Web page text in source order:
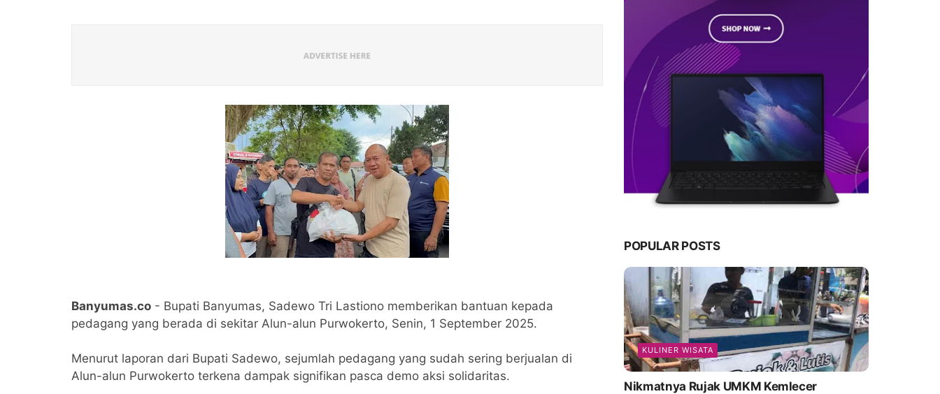
Banyumas.co - Bupati Banyumas, Sadewo Tri Lastiono memberikan bantuan kepada
pedagang yang berada di sekitar Alun-alun Purwokerto, Senin, 1 September 2025.
Menurut laporan dari Bupati Sadewo, sejumlah pedagang yang sudah sering berjualan di
Alun-alun Purwokerto terkena dampak signifikan pasca demo aksi solidaritas.
POPULAR POSTS
KULINER WISATA
Nikmatnya Rujak UMKM Kemlecer